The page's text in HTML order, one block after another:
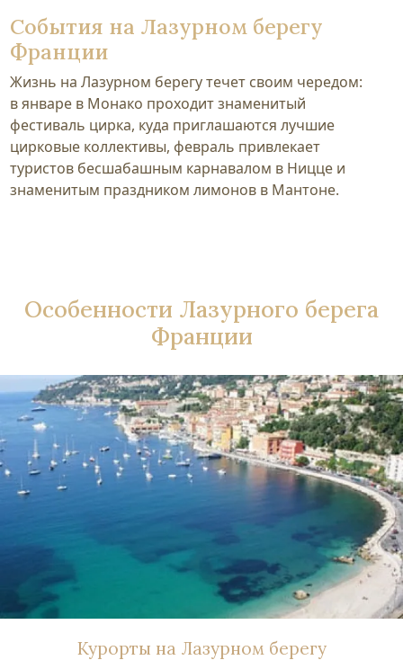
События на Лазурном берегу
Франции
Жизнь на Лазурном берегу течет своим чередом:
в январе в Монако проходит знаменитый
фестиваль цирка, куда приглашаются лучшие
цирковые коллективы, февраль привлекает
туристов бесшабашным карнавалом в Ницце и
знаменитым праздником лимонов в Мантоне.
Особенности Лазурного берега
Франции
Курорты на Лазурном берегу